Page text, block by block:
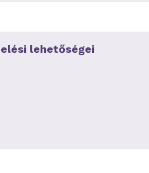
lehetőségei